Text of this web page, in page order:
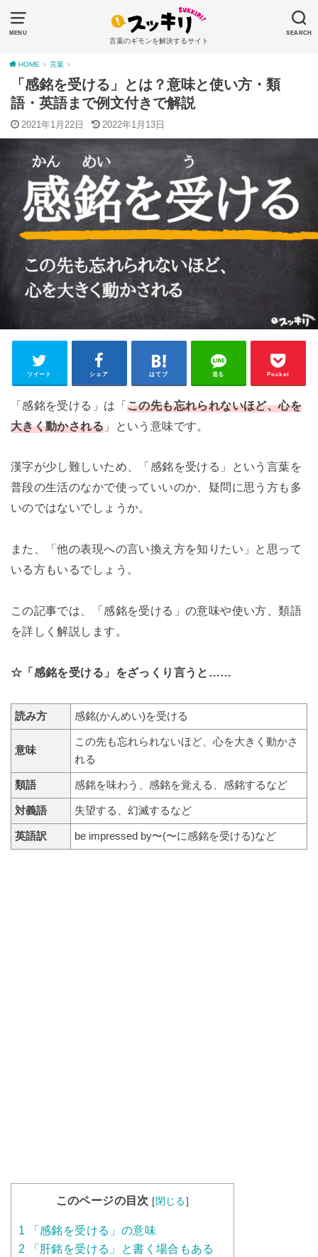
MENU SEARCH
言葉のギモンを解決するサイト
HOME 言葉
「感銘を受ける」とは？意味と使い方・類
語・英語まで例文付きで解説
2021年1月22日 2022年1月13日
ツイート シェア はてブ 送る Pocket
「感銘を受ける」は「この先も忘れられないほど、心を
大きく動かされる 」という意味です。
漢字が少し難しいため、「感銘を受ける」という言葉を
普段の生活のなかで使っていいのか、疑問に思う方も多
いのではないでしょうか。
また、「他の表現への言い換え方を知りたい」と思って
いる方もいるでしょう。
この記事では、「感銘を受ける」の意味や使い方、類語
を詳しく解説します。
☆「感銘を受ける」をざっくり言うと……
読み方 感銘(かんめい)を受ける
意味
この先も忘れられないほど、心を大きく動かさ
れる
類語 感銘を味わう、感銘を覚える、感銘するなど
対義語 失望する、幻滅するなど
英語訳 be impressed by〜(〜に感銘を受ける)など
このページの目次 [閉じる]
1 「感銘を受ける」の意味
2 「肝銘を受ける」と書く場合もある